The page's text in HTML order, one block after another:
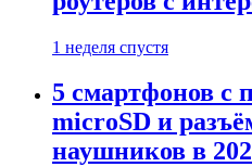
1 неделя спустя
5 смартфонов с
microSD и
наушников в